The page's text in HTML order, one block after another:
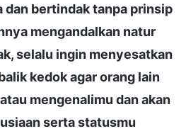
bertindak tanpa prinsip
mengandalkan natur
selalu ingin menyesatkan
kedok agar orang lain
mengenalimu dan akan
serta statusmu